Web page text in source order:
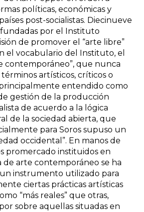
políticas, económicas y
post-socialistas. Diecinueve
fundadas por el Instituto
de promover el “arte libre”
el vocabulario del Instituto, el
contemporáneo”, que nunca
artísticos, críticos o
entendido como
gestión de la producción
de acuerdo a la lógica
de la sociedad abierta, que
para Soros supuso un
occidental”. En manos de
promercado instituidos en
de arte contemporáneo se ha
instrumento utilizado para
ciertas prácticas artísticas
“más reales” que otras,
sobre aquellas situadas en